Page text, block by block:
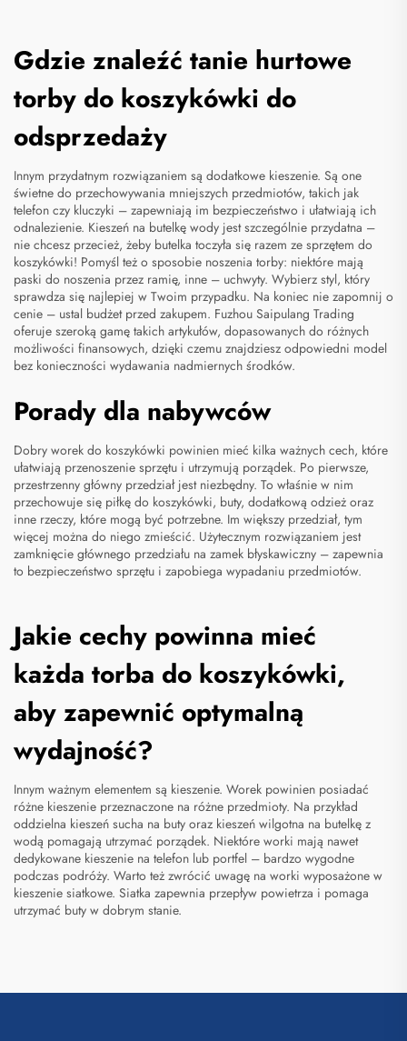
Gdzie znaleźć tanie hurtowe
torby do koszykówki do
odsprzedaży
Innym przydatnym rozwiązaniem są dodatkowe kieszenie. Są one
świetne do przechowywania mniejszych przedmiotów, takich jak
telefon czy kluczyki – zapewniają im bezpieczeństwo i ułatwiają ich
odnalezienie. Kieszeń na butelkę wody jest szczególnie przydatna –
nie chcesz przecież, żeby butelka toczyła się razem ze sprzętem do
koszykówki! Pomyśl też o sposobie noszenia torby: niektóre mają
paski do noszenia przez ramię, inne – uchwyty. Wybierz styl, który
sprawdza się najlepiej w Twoim przypadku. Na koniec nie zapomnij o
cenie – ustal budżet przed zakupem. Fuzhou Saipulang Trading
oferuje szeroką gamę takich artykułów, dopasowanych do różnych
możliwości finansowych, dzięki czemu znajdziesz odpowiedni model
bez konieczności wydawania nadmiernych środków.
Porady dla nabywców
Dobry worek do koszykówki powinien mieć kilka ważnych cech, które
ułatwiają przenoszenie sprzętu i utrzymują porządek. Po pierwsze,
przestrzenny główny przedział jest niezbędny. To właśnie w nim
przechowuje się piłkę do koszykówki, buty, dodatkową odzież oraz
inne rzeczy, które mogą być potrzebne. Im większy przedział, tym
więcej można do niego zmieścić. Użytecznym rozwiązaniem jest
zamknięcie głównego przedziału na zamek błyskawiczny – zapewnia
to bezpieczeństwo sprzętu i zapobiega wypadaniu przedmiotów.
Jakie cechy powinna mieć
każda torba do koszykówki,
aby zapewnić optymalną
wydajność?
Innym ważnym elementem są kieszenie. Worek powinien posiadać
różne kieszenie przeznaczone na różne przedmioty. Na przykład
oddzielna kieszeń sucha na buty oraz kieszeń wilgotna na butelkę z
wodą pomagają utrzymać porządek. Niektóre worki mają nawet
dedykowane kieszenie na telefon lub portfel – bardzo wygodne
podczas podróży. Warto też zwrócić uwagę na worki wyposażone w
kieszenie siatkowe. Siatka zapewnia przepływ powietrza i pomaga
utrzymać buty w dobrym stanie.